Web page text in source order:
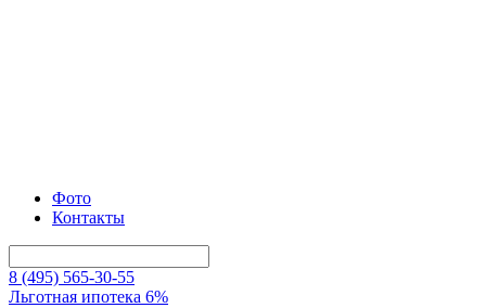
Фото
Контакты
8 (495) 565-30-55
Льготная ипотека 6%